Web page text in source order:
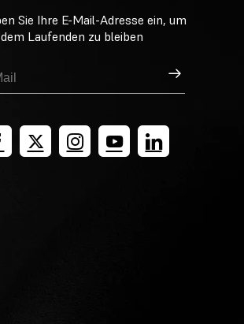
Sie Ihre E-Mail-Adresse ein, um
Laufenden zu bleiben
Registrieren